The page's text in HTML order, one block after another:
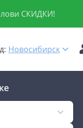
СКИДКИ!
Новосибирск